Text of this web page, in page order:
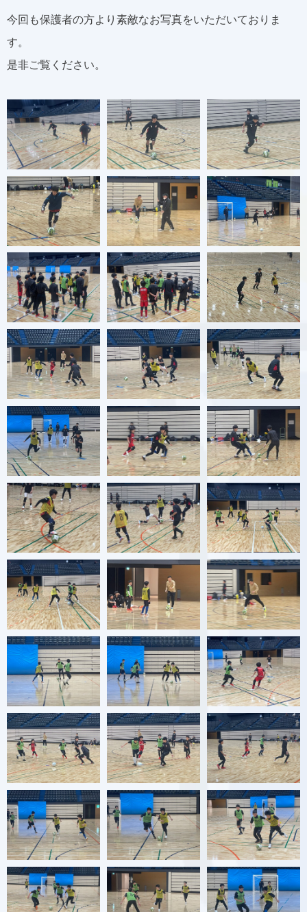
今回も保護者の方より素敵なお写真をいただいておりま
す。
是非ご覧ください。